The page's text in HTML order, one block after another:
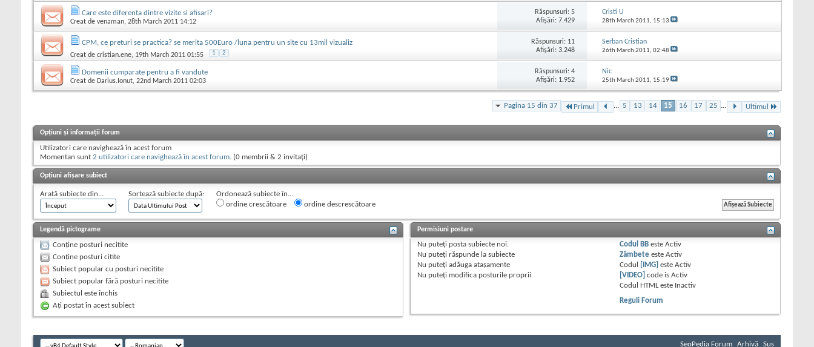
Care este diferenta dintre vizite si afisari?
Creat de venaman, 28th March 2011 14:12
Răspunsuri:5
Afişări: 7.429
Cristi U
28th March 2011, 15:13
CPM, ce preturi se practica? se merita 500Euro /luna pentru un site cu 13mil vizualiz
Creat de cristian.ene, 19th March 2011 01:55 1 2
Răspunsuri: 11
Afişări: 3.248
Serban Cristian
26th March 2011, 02:48
Domenii cumparate pentru a fi vandute
Creat de Darius.Ionut, 22nd March 2011 02:03
Răspunsuri:4
Afişări: 1.952
Nic
25th March 2011, 15:19
Pagina 15 din 37 Primul ... 5 13 14 15 16 17 25 ... Ultimul
Opțiuni și informații forum
Utilizatori care navighează în acest forum
Momentan sunt 2 utilizatori care navighează în acest forum. (0 membrii & 2 invitaţi)
Opțiuni afișare subiect
Arată subiecte din... Sortează subiecte după:
Ordonează subiecte în...
ordine crescătoare
ordine descrescătoare
Legendă pictograme
Conține posturi necitite
Conține posturi citite
Subiect popular cu posturi necitite
Subiect popular fără posturi necitite
Subiectul este închis
Aţi postat în acest subiect
Permisiuni postare
Nu puteţi posta subiecte noi.
Nu puteţi răspunde la subiecte
Nu puteţi adăuga ataşamente
Nu puteţi modifica posturile proprii
Codul BB esteActiv
Zâmbete esteActiv
Codul
[IMG] esteActiv
[VIDEO] code isActiv
Codul HTML este Inactiv
Reguli Forum
SeoPedia Forum Arhivă Sus